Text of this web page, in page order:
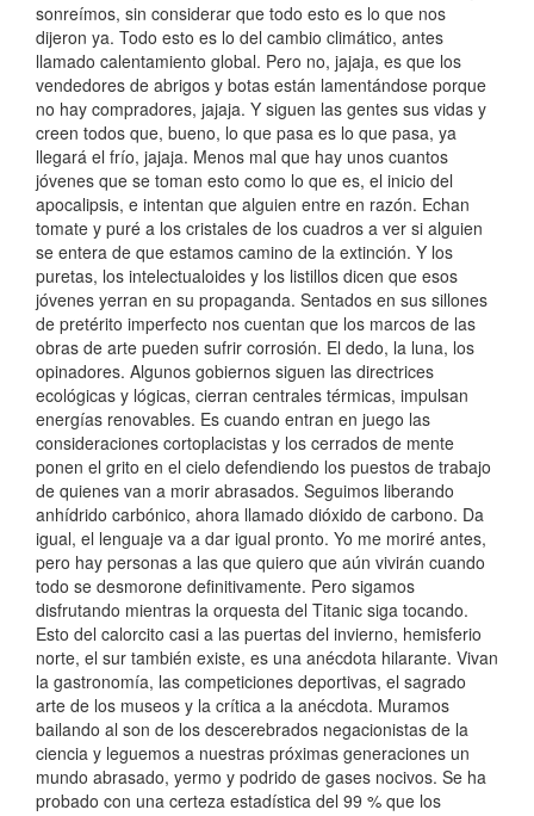
sonreímos, sin considerar que todo esto es lo que nos
dijeron ya. Todo esto es lo del cambio climático, antes
llamado calentamiento global. Pero no, jajaja, es que los
vendedores de abrigos y botas están lamentándose porque
no hay compradores, jajaja. Y siguen las gentes sus vidas y
creen todos que, bueno, lo que pasa es lo que pasa, ya
llegará el frío, jajaja. Menos mal que hay unos cuantos
jóvenes que se toman esto como lo que es, el inicio del
apocalipsis, e intentan que alguien entre en razón. Echan
tomate y puré a los cristales de los cuadros a ver si alguien
se entera de que estamos camino de la extinción. Y los
puretas, los intelectualoides y los listillos dicen que esos
jóvenes yerran en su propaganda. Sentados en sus sillones
de pretérito imperfecto nos cuentan que los marcos de las
obras de arte pueden sufrir corrosión. El dedo, la luna, los
opinadores. Algunos gobiernos siguen las directrices
ecológicas y lógicas, cierran centrales térmicas, impulsan
energías renovables. Es cuando entran en juego las
consideraciones cortoplacistas y los cerrados de mente
ponen el grito en el cielo defendiendo los puestos de trabajo
de quienes van a morir abrasados. Seguimos liberando
anhídrido carbónico, ahora llamado dióxido de carbono. Da
igual, el lenguaje va a dar igual pronto. Yo me moriré antes,
pero hay personas a las que quiero que aún vivirán cuando
todo se desmorone definitivamente. Pero sigamos
disfrutando mientras la orquesta del Titanic siga tocando.
Esto del calorcito casi a las puertas del invierno, hemisferio
norte, el sur también existe, es una anécdota hilarante. Vivan
la gastronomía, las competiciones deportivas, el sagrado
arte de los museos y la crítica a la anécdota. Muramos
bailando al son de los descerebrados negacionistas de la
ciencia y leguemos a nuestras próximas generaciones un
mundo abrasado, yermo y podrido de gases nocivos. Se ha
probado con una certeza estadística del 99 % que los